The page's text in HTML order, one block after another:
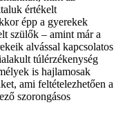
értékelt
épp a gyerekek
szülők – amint már a
alvással kapcsolatos
túlérzékenység
is hajlamosak
ami feltételezhetően a
szorongásos